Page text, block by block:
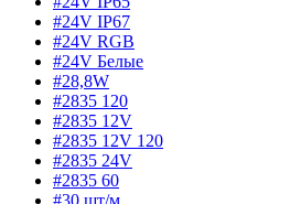
#24V IP67
#24V RGB
#24V Белые
#28,8W
#2835 120
#2835 12V
#2835 12V 120
#2835 24V
#2835 60
#30 шт/м